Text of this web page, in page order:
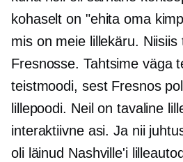
kohaselt on "ehita oma
mis on meie lillekäru. Niisiis
Fresnosse. Tahtsime väga
teistmoodi, sest Fresnos
lillepoodi. Neil on tavaline
interaktiivne asi. Ja nii
oli läinud Nashville'i